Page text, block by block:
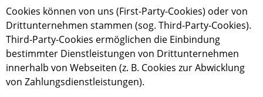
Cookies können von uns (First-Party-Cookies) oder von
Drittunternehmen stammen (sog. Third-Party-Cookies).
Third-Party-Cookies ermöglichen die Einbindung
bestimmter Dienstleistungen von Drittunternehmen
innerhalb von Webseiten (z. B. Cookies zur Abwicklung
von Zahlungsdienstleistungen).